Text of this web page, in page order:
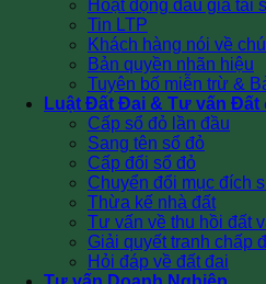
Hoạt động đấu giá tài
Tin LTP
Khách hàng nói về
Bản quyền nhãn hiệu
Tuyên bố miễn trừ &
Luật Đất Đai & Tư vấn Đất
Cấp sổ đỏ lần đầu
Sang tên sổ đỏ
Cấp đổi sổ đỏ
Chuyển đổi mục đích
Thừa kế nhà đất
Tư vấn về thu hồi đất
Giải quyết tranh chấp
Hỏi đáp về đất đai